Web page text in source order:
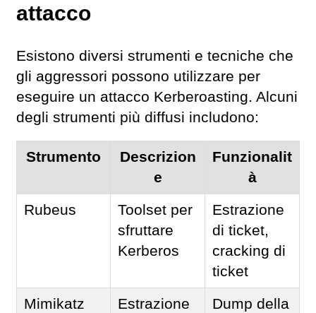
attacco
Esistono diversi strumenti e tecniche che
gli aggressori possono utilizzare per
eseguire un attacco Kerberoasting. Alcuni
degli strumenti più diffusi includono:
Strumento
Descrizion
e
Funzionalit
à
Rubeus
Toolset per
sfruttare
Kerberos
Estrazione
di ticket,
cracking di
ticket
Mimikatz
Estrazione
Dump della